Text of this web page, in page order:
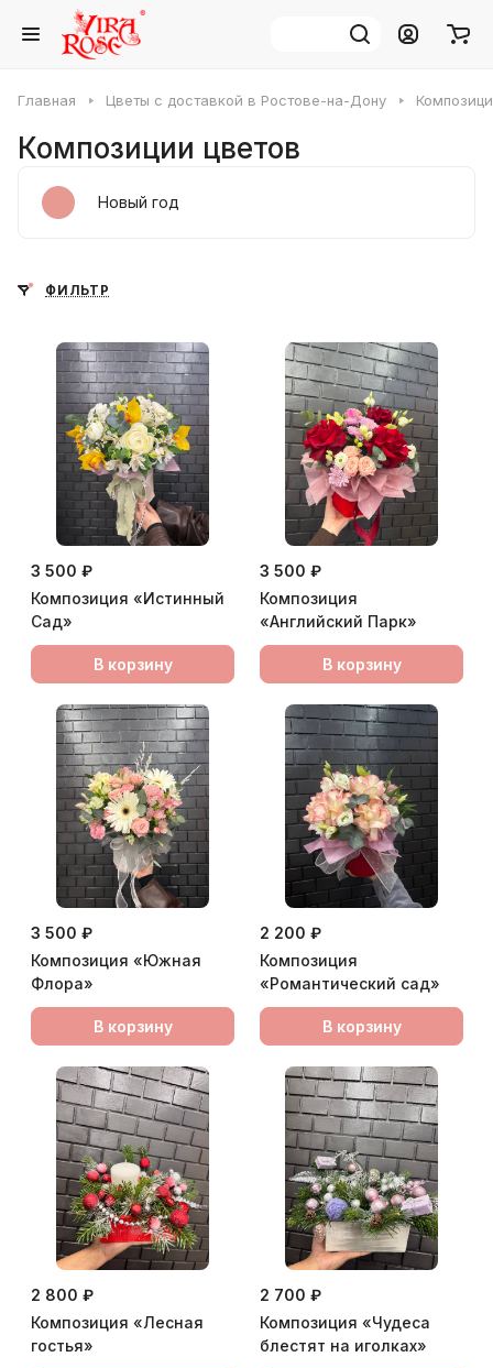
Главная Цветы с доставкой в Ростове-на-Дону
Композиции цветов
Новый год
ФИЛЬТР
3 500 ₽
Композиция «Истинный
Сад»
В корзину
3 500 ₽
Композиция
«Английский Парк»
В корзину
3 500 ₽
Композиция «Южная
Флора»
В корзину
2 200 ₽
Композиция
«Романтический сад»
В корзину
2 800 ₽
Композиция «Лесная
гостья»
2 700 ₽
Композиция «Чудеса
блестят на иголках»